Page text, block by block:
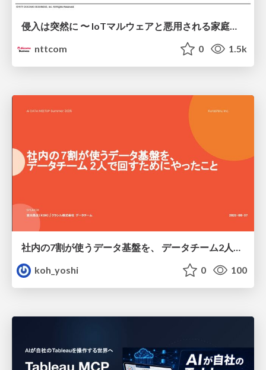
nttcom
0 1.5k
社内の7割が使うデータ基盤を、 データチーム2人で回すためにやったこと
koh_yoshi
0 100